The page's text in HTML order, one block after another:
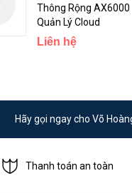
DHCP Relay,
against TC-BPDU attack
Thông Rộng AX6000
Quản Lý Cloud
Liên hệ
Hãy gọi ngay cho Võ
Thanh toán an toàn